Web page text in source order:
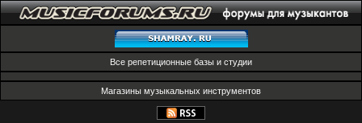
Все репетиционные базы и студии
Магазины музыкальных инструментов